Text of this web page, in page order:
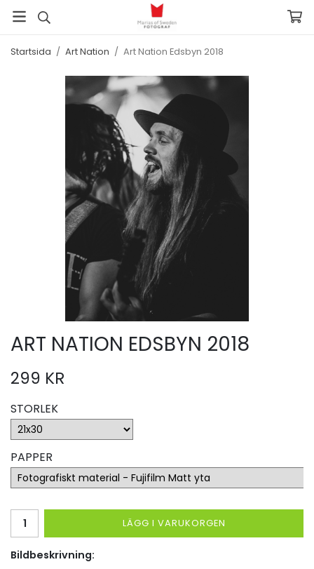
Startsida / Art Nation / Art Nation Edsbyn 2018
ART NATION EDSBYN 2018
299 KR
STORLEK
PAPPER
LÄGG I VARUKORGEN
Bildbeskrivning: